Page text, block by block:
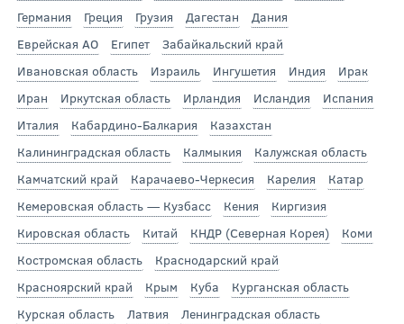
Германия
Греция Грузия Дагестан
Дания
Еврейская АО
Египет
Забайкальский край
Ивановская область
Израиль Ингушетия Индия
Ирак
Иран
Иркутская область Ирландия Исландия
Испания
Италия
Кабардино-Балкария
Казахстан
Калининградская область
Калмыкия
Калужская область
Камчатский край
Карачаево-Черкесия Карелия
Катар
Кемеровская область — Кузбасс
Кения
Киргизия
Кировская область
Китай КНДР (Северная Корея)
Коми
Костромская область
Краснодарский край
Красноярский край
Крым Куба
Курганская область
Курская область
Латвия
Ленинградская область